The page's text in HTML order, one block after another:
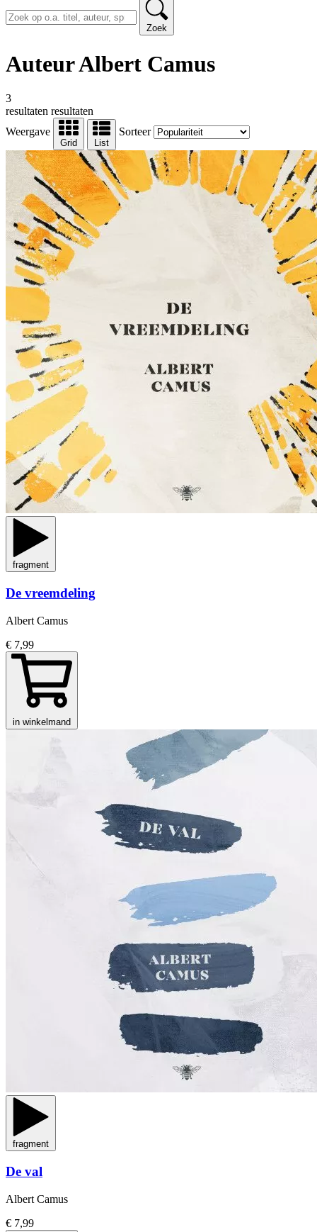
Zoek
Auteur Albert Camus
3
resultaten resultaten
Weergave
Grid List
Sorteer
fragment
De vreemdeling
Albert Camus
€ 7,99
in winkelmand
fragment
De val
Albert Camus
€ 7,99